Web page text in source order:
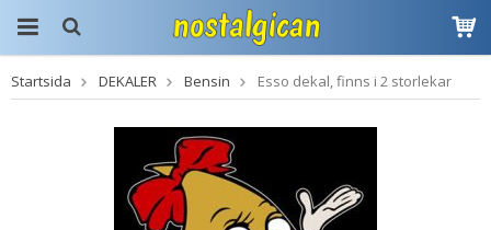
Produkten har blivit
tillagd i varukorgen
Startsida DEKALER Bensin Esso dekal, finns i 2 storlekar